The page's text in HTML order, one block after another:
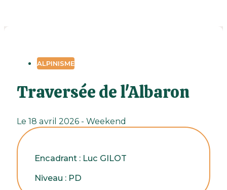
ALPINISME
Traversée de l'Albaron
Le 18 avril 2026 - Weekend
Encadrant : Luc GILOT
Niveau : PD